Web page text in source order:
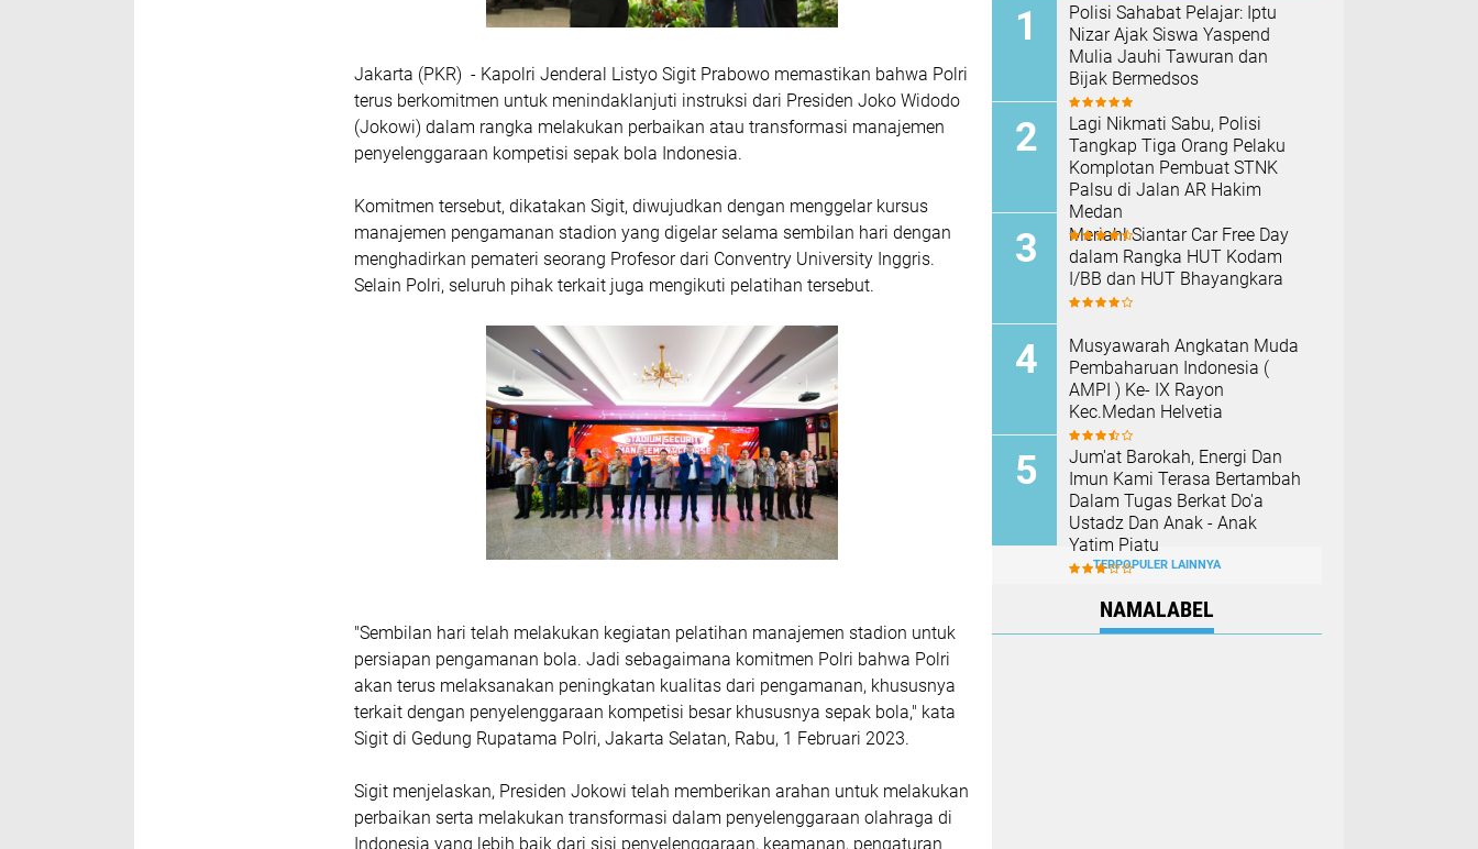
Jakarta (PKR) - Kapolri Jenderal Listyo Sigit Prabowo memastikan bahwa Polri
terus berkomitmen untuk menindaklanjuti instruksi dari Presiden Joko Widodo
(Jokowi) dalam rangka melakukan perbaikan atau transformasi manajemen
penyelenggaraan kompetisi sepak bola Indonesia.
Komitmen tersebut, dikatakan Sigit, diwujudkan dengan menggelar kursus
manajemen pengamanan stadion yang digelar selama sembilan hari dengan
menghadirkan pemateri seorang Profesor dari Conventry University Inggris.
Selain Polri, seluruh pihak terkait juga mengikuti pelatihan tersebut.
"Sembilan hari telah melakukan kegiatan pelatihan manajemen stadion untuk
persiapan pengamanan bola. Jadi sebagaimana komitmen Polri bahwa Polri
akan terus melaksanakan peningkatan kualitas dari pengamanan, khususnya
terkait dengan penyelenggaraan kompetisi besar khususnya sepak bola," kata
Sigit di Gedung Rupatama Polri, Jakarta Selatan, Rabu, 1 Februari 2023.
Sigit menjelaskan, Presiden Jokowi telah memberikan arahan untuk melakukan
perbaikan serta melakukan transformasi dalam penyelenggaraan olahraga di
Indonesia yang lebih baik dari sisi penyelenggaraan, keamanan, pengaturan
Polisi Sahabat Pelajar: Iptu
Nizar Ajak Siswa Yaspend
Mulia Jauhi Tawuran dan
Bijak Bermedsos
Lagi Nikmati Sabu, Polisi
Tangkap Tiga Orang Pelaku
Komplotan Pembuat STNK
Palsu di Jalan AR Hakim
Medan
Meriah! Siantar Car Free Day
dalam Rangka HUT Kodam
I/BB dan HUT Bhayangkara
Musyawarah Angkatan Muda
Pembaharuan Indonesia (
AMPI ) Ke- IX Rayon
Kec.Medan Helvetia
Jum'at Barokah, Energi Dan
Imun Kami Terasa Bertambah
Dalam Tugas Berkat Do'a
Ustadz Dan Anak - Anak
Yatim Piatu
TERPOPULER LAINNYA
NAMALABEL